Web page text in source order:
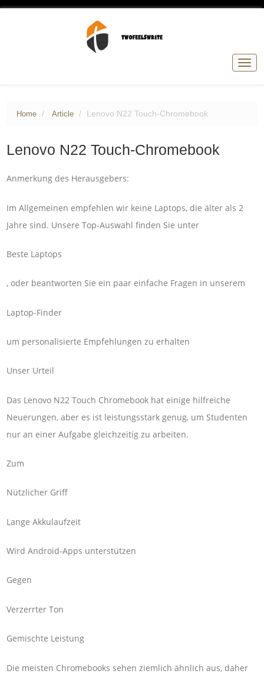
Home Article Lenovo N22 Touch-Chromebook
Lenovo N22 Touch-Chromebook
Anmerkung des Herausgebers:
Im Allgemeinen empfehlen wir keine Laptops, die älter als 2
Jahre sind. Unsere Top-Auswahl finden Sie unter
Beste Laptops
, oder beantworten Sie ein paar einfache Fragen in unserem
Laptop-Finder
um personalisierte Empfehlungen zu erhalten
Unser Urteil
Das Lenovo N22 Touch Chromebook hat einige hilfreiche
Neuerungen, aber es ist leistungsstark genug, um Studenten
nur an einer Aufgabe gleichzeitig zu arbeiten.
Zum
Nützlicher Griff
Lange Akkulaufzeit
Wird Android-Apps unterstützen
Gegen
Verzerrter Ton
Gemischte Leistung
Die meisten Chromebooks sehen ziemlich ähnlich aus, daher